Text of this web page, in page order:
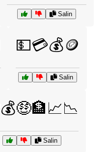
Salin
💵💳💰🪙
Salin
Salin